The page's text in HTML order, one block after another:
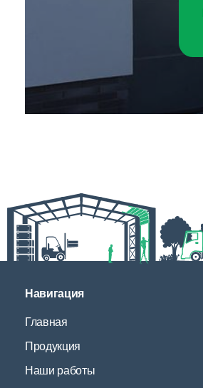
Навигация
Главная
Продукция
Наши работы